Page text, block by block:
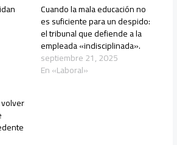
Cuando la mala educación no
es suficiente para un despido:
el tribunal que defiende a la
empleada «indisciplinada».
septiembre 21, 2025
En «Laboral»